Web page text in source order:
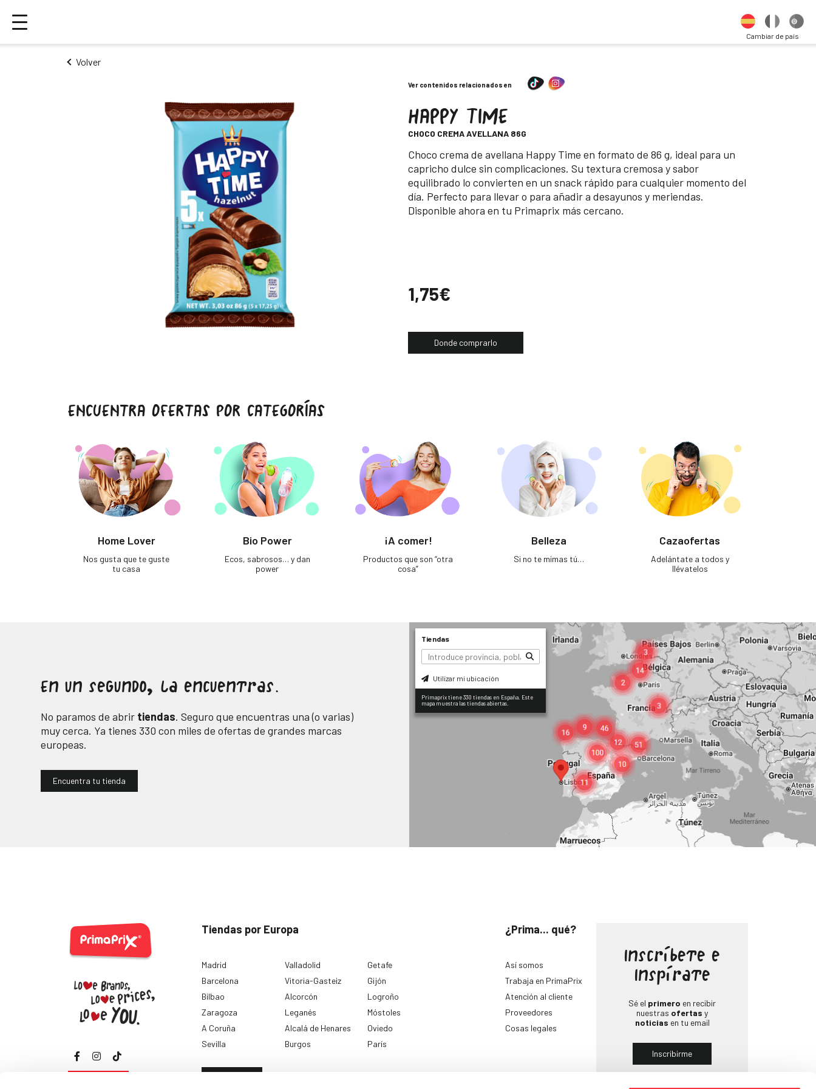
Cambiar de país
Volver
Ver contenidos relacionados en
HAPPY TIME
CHOCO CREMA AVELLANA 86G
Descripción
Choco crema de avellana Happy Time en formato de 86 g, ideal para un
capricho dulce sin complicaciones. Su textura cremosa y sabor
equilibrado lo convierten en un snack rápido para cualquier momento del
día. Perfecto para llevar o para añadir a desayunos y meriendas.
Disponible ahora en tu Primaprix más cercano.
Precio
1,75€
Donde comprarlo
ENCUENTRA OFERTAS POR CATEGORÍAS
Home Lover
Nos gusta que te guste
tu casa
Bio Power
Ecos, sabrosos… y dan
power
¡A comer!
Productos que son “otra
cosa”
Belleza
Si no te mimas tú…
Cazaofertas
Adelántate a todos y
llévatelos
En un segundo, la encuentras.
No paramos de abrir tiendas. Seguro que encuentras una (o varias)
muy cerca. Ya tienes 330 con miles de ofertas de grandes marcas
europeas.
Encuentra tu tienda
Tiendas
Utilizar mi ubicación
Primaprix tiene 330 tiendas en España. Este
mapa muestra las tiendas abiertas.
Tiendas por Europa
Madrid
Barcelona
Bilbao
Zaragoza
A Coruña
Sevilla
Valladolid
Vitoria-Gasteiz
Alcorcón
Leganés
Alcalá de Henares
Burgos
Getafe
Gijón
Logroño
Móstoles
Oviedo
París
¿Prima... qué?
Así somos
Trabaja en PrimaPrix
Atención al cliente
Proveedores
Cosas legales
Inscríbete e
Inspírate
Sé el primero en recibir
nuestras ofertas y
noticias en tu email
Inscribirme